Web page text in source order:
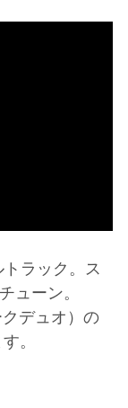
ラック。ス
ューン。
デュオ）の
。